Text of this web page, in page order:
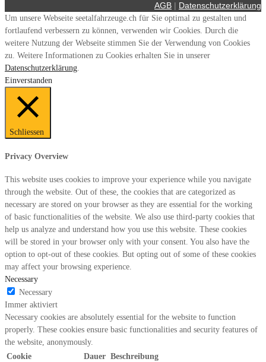
AGB | Datenschutzerklärung
Um unsere Webseite seetalfahrzeuge.ch für Sie optimal zu gestalten und
fortlaufend verbessern zu können, verwenden wir Cookies. Durch die
weitere Nutzung der Webseite stimmen Sie der Verwendung von Cookies
zu. Weitere Informationen zu Cookies erhalten Sie in unserer
Datenschutzerklärung.
Einverstanden
Schliessen
Privacy Overview
This website uses cookies to improve your experience while you navigate
through the website. Out of these, the cookies that are categorized as
necessary are stored on your browser as they are essential for the working
of basic functionalities of the website. We also use third-party cookies that
help us analyze and understand how you use this website. These cookies
will be stored in your browser only with your consent. You also have the
option to opt-out of these cookies. But opting out of some of these cookies
may affect your browsing experience.
Necessary
Necessary
Immer aktiviert
Necessary cookies are absolutely essential for the website to function
properly. These cookies ensure basic functionalities and security features of
the website, anonymously.
Cookie
Dauer Beschreibung